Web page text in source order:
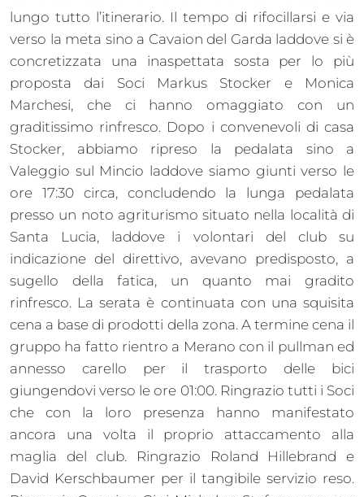
lungo tutto l’itinerario. Il tempo di rifocillarsi e via
verso la meta sino a Cavaion del Garda laddove si è
concretizzata una inaspettata sosta per lo più
proposta dai Soci Markus Stocker e Monica
Marchesi, che ci hanno omaggiato con un
graditissimo rinfresco. Dopo i convenevoli di casa
Stocker, abbiamo ripreso la pedalata sino a
Valeggio sul Mincio laddove siamo giunti verso le
ore 17:30 circa, concludendo la lunga pedalata
presso un noto agriturismo situato nella località di
Santa Lucia, laddove i volontari del club su
indicazione del direttivo, avevano predisposto, a
sugello della fatica, un quanto mai gradito
rinfresco. La serata è continuata con una squisita
cena a base di prodotti della zona. A termine cena il
gruppo ha fatto rientro a Merano con il pullman ed
annesso carello per il trasporto delle bici
giungendovi verso le ore 01:00. Ringrazio tutti i Soci
che con la loro presenza hanno manifestato
ancora una volta il proprio attaccamento alla
maglia del club. Ringrazio Roland Hillebrand e
David Kerschbaumer per il tangibile servizio reso.